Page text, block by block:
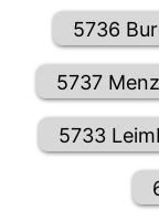
5736
5737
5733